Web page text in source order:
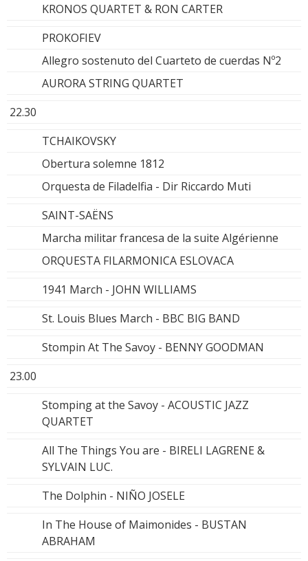
KRONOS QUARTET & RON CARTER
PROKOFIEV
Allegro sostenuto del Cuarteto de cuerdas Nº2
AURORA STRING QUARTET
22.30
TCHAIKOVSKY
Obertura solemne 1812
Orquesta de Filadelfia - Dir Riccardo Muti
SAINT-SAËNS
Marcha militar francesa de la suite Algérienne
ORQUESTA FILARMONICA ESLOVACA
1941 March - JOHN WILLIAMS
St. Louis Blues March - BBC BIG BAND
Stompin At The Savoy - BENNY GOODMAN
23.00
Stomping at the Savoy - ACOUSTIC JAZZ
QUARTET
All The Things You are - BIRELI LAGRENE &
SYLVAIN LUC.
The Dolphin - NIÑO JOSELE
In The House of Maimonides - BUSTAN
ABRAHAM